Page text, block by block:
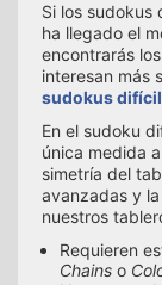
Si los sudokus
ha llegado el
encontrarás
interesan más
sudokus
En el sudoku
única medida
simetría del
avanzadas y
nuestros
Requieren
Chains o